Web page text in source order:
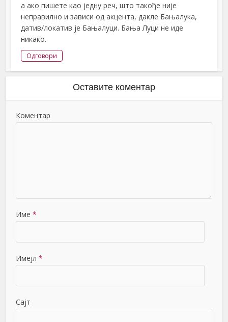
а ако пишете као једну реч, што такође није
неправилно и зависи од акцента, дакле Бањалука,
датив/локатив је Бањалуци. Бања Луци не иде
никако.
Одговори
Оставите коментар
Коментар
Име *
Имејл *
Сајт